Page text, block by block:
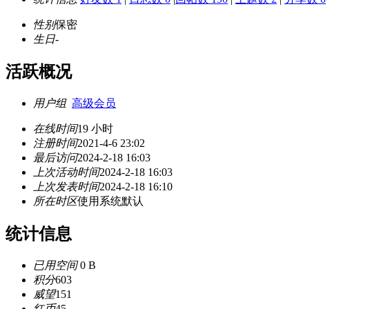
性别保密
生日-
活跃概况
用户组 高级会员
在线时间19 小时
注册时间2021-4-6 23:02
最后访问2024-2-18 16:03
上次活动时间2024-2-18 16:03
上次发表时间2024-2-18 16:10
所在时区使用系统默认
统计信息
已用空间0 B
积分603
威望151